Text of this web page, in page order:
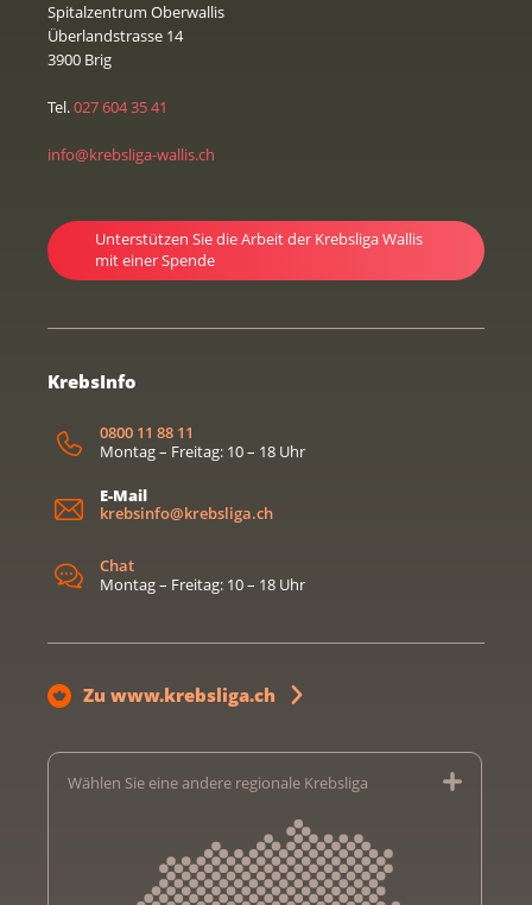
Spitalzentrum Oberwallis
Überlandstrasse 14
3900 Brig
Tel.027 604 35 41
info@krebsliga-wallis.ch
Unterstützen Sie die Arbeit der Krebsliga Wallis
mit einer Spende
KrebsInfo
0800 11 88 11
Montag – Freitag: 10 – 18 Uhr
E-Mail
krebsinfo@krebsliga.ch
Chat
Montag – Freitag: 10 – 18 Uhr
Zu www.krebsliga.ch
Wählen Sie eine andere regionale Krebsliga